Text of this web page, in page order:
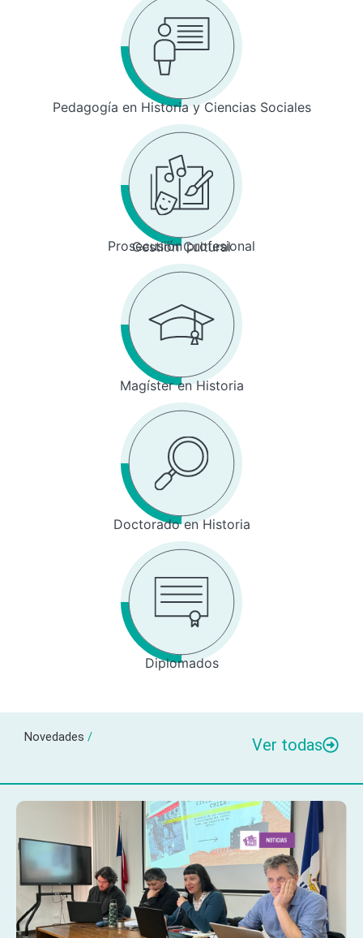
Pedagogía en Historia y Ciencias Sociales
Prosecusión profesional
Gestión Cultural
Magíster en Historia
Doctorado en Historia
Diplomados
Novedades / Ver todas